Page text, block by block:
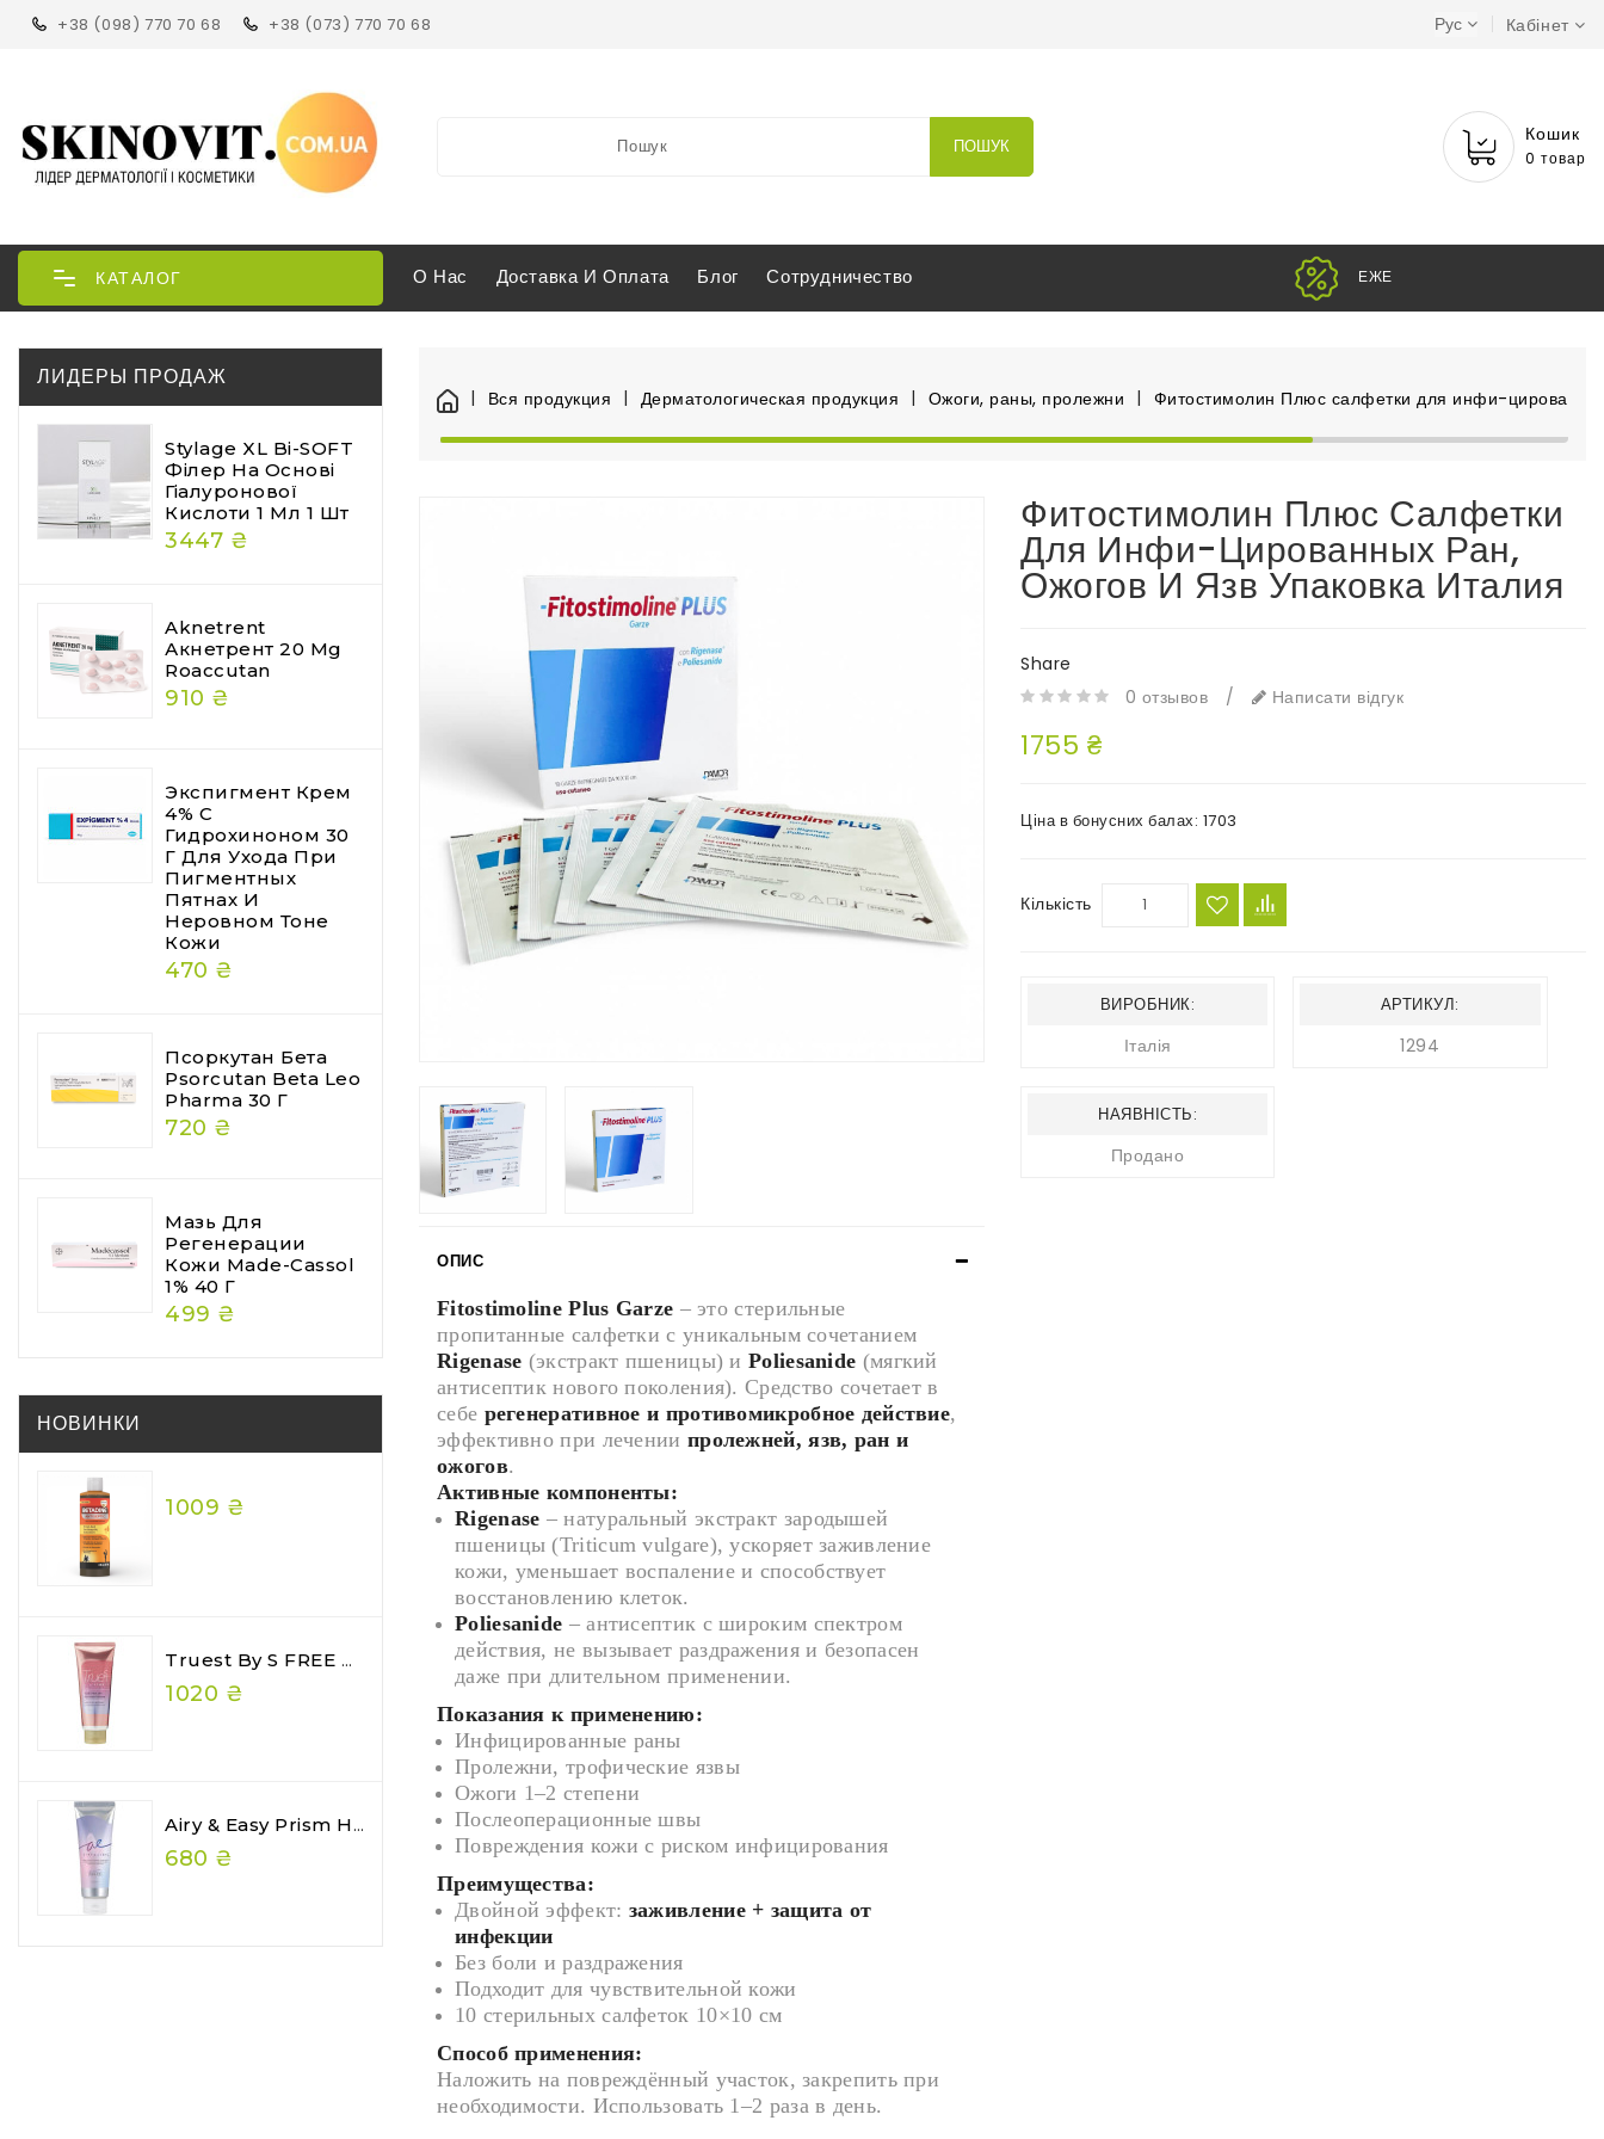
+38 (098) 770 70 68 +38 (073) 770 70 68 Рус Кабінет
ПОШУК
Кошик
0 товар
КАТАЛОГ О Нас Доставка И Оплата Блог Сотрудничество Н
ЛИДЕРЫ ПРОДАЖ
Stylage XL Bi-SOFT
Філер На Основі
Гіалуронової
Кислоти 1 Мл 1 Шт
3447 ₴
Aknetrent
Акнетрент 20 Mg
Roaccutan
910 ₴
Экспигмент Крем
4% С
Гидрохиноном 30
Г Для Ухода При
Пигментных
Пятнах И
Неровном Тоне
Кожи
470 ₴
Псоркутан Бета
Psorcutan Beta Leo
Pharma 30 Г
720 ₴
Мазь Для
Регенерации
Кожи Made-Cassol
1% 40 Г
499 ₴
НОВИНКИ
1009 ₴
Truest By S FREE Acid & Heat Care Hair Mask Premium 180 Г — Преміальна Відновлювальна Маска Для Волосся
1020 ₴
Airy & Easy Prism Hair Gelee — Глянцеве Желе Для Волосся З Ефектом Wet Hair
680 ₴
Вся продукция Дерматологическая продукция Ожоги, раны, пролежни Фитостимолин Плюс салфетки для инфи-
Фитостимолин Плюс Салфетки
Для Инфи-Цированных Ран,
Ожогов И Язв Упаковка Италия
Share
0 отзывов
/ Написати відгук
1755 ₴
Ціна в бонусних балах: 1703
Кількість
ВИРОБНИК:
Італія
АРТИКУЛ:
1294
НАЯВНІСТЬ:
Продано
ОПИС
Fitostimoline Plus Garze – это стерильные
пропитанные салфетки с уникальным сочетанием
Rigenase (экстракт пшеницы) иPoliesanide (мягкий
антисептик нового поколения). Средство сочетает в
себе регенеративное и противомикробное действие,
эффективно при лечении пролежней, язв, ран и
ожогов.
Активные компоненты:
Rigenase – натуральный экстракт зародышей
пшеницы (Triticum vulgare), ускоряет заживление
кожи, уменьшает воспаление и способствует
восстановлению клеток.
Poliesanide – антисептик с широким спектром
действия, не вызывает раздражения и безопасен
даже при длительном применении.
Показания к применению:
Инфицированные раны
Пролежни, трофические язвы
Ожоги 1–2 степени
Послеоперационные швы
Повреждения кожи с риском инфицирования
Преимущества:
Двойной эффект: заживление + защита от
инфекции
Без боли и раздражения
Подходит для чувствительной кожи
10 стерильных салфеток 10×10 см
Способ применения:
Наложить на повреждённый участок, закрепить при
необходимости. Использовать 1–2 раза в день.